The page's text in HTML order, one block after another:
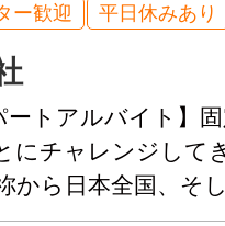
ー歓迎
平日休みあり
ートアルバイト】
にチャレンジして
から日本全国、そ
の未来を一緒に創